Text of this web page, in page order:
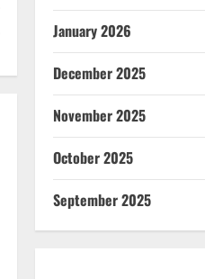
January 2026
December 2025
November 2025
October 2025
September 2025